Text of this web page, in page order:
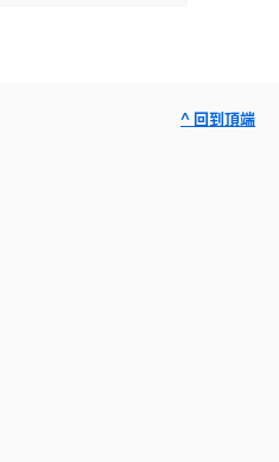
^ 回到頂端